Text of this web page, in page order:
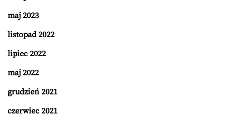
maj 2023
listopad 2022
lipiec 2022
maj 2022
grudzień 2021
czerwiec 2021